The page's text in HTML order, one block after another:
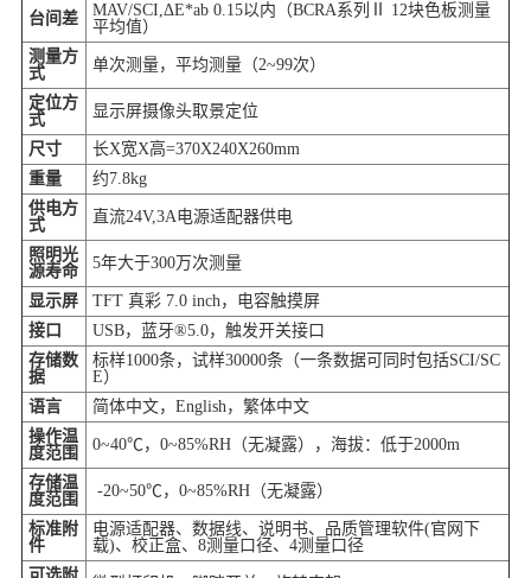
台间差
MAV/SCI,ΔE*ab 0.15以内（BCRA系列Ⅱ 12块色板测量
平均值）
测量方
式
单次测量，平均测量（2~99次）
定位方
式
显示屏摄像头取景定位
尺寸
长X宽X高=370X240X260mm
重量
约7.8kg
供电方
式
直流24V,3A电源适配器供电
照明光
源寿命
5年大于300万次测量
显示屏
TFT 真彩 7.0 inch，电容触摸屏
接口
USB，蓝牙®5.0，触发开关接口
存储数
据
标样1000条，试样30000条（一条数据可同时包括SCI/SC
E）
语言
简体中文，English，繁体中文
操作温
度范围
0~40℃，0~85%RH（无凝露），海拔：低于2000m
存储温
度范围
-20~50℃，0~85%RH（无凝露）
标准附
件
电源适配器、数据线、说明书、品质管理软件(官网下
载)、校正盒、8测量口径、4测量口径